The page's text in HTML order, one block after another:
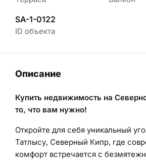
SA-1-0122
ID объекта
Описание
Купить недвижимость на
то, что вам нужно!
Откройте для себя уникальный
Татлысу, Северный Кипр, где
комфорт встречается с